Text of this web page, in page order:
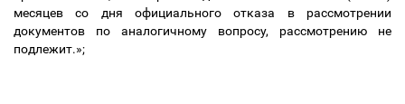
месяцев со дня официального отказа в рассмотрении
документов по аналогичному вопросу, рассмотрению не
подлежит.»;